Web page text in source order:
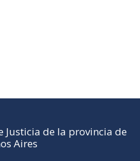
Justicia de la provincia de
Aires